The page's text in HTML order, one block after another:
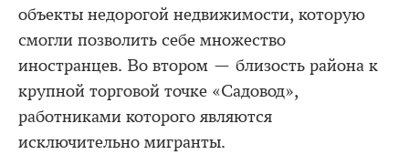
объекты недорогой недвижимости, которую
смогли позволить себе множество
иностранцев. Во втором — близость района к
крупной торговой точке «Садовод»,
работниками которого являются
исключительно мигранты.